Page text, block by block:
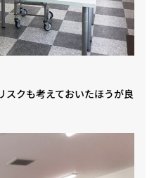
スクも考えておいたほうが良